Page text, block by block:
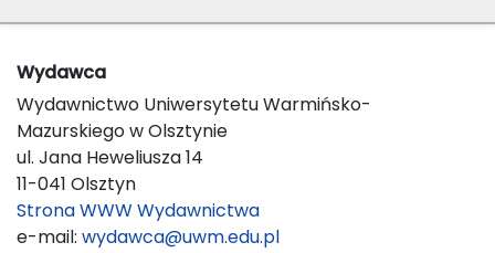
Wydawca
Wydawnictwo Uniwersytetu Warmińsko-
Mazurskiego w Olsztynie
ul. Jana Heweliusza 14
11-041 Olsztyn
Strona WWW Wydawnictwa
e-mail: wydawca@uwm.edu.pl